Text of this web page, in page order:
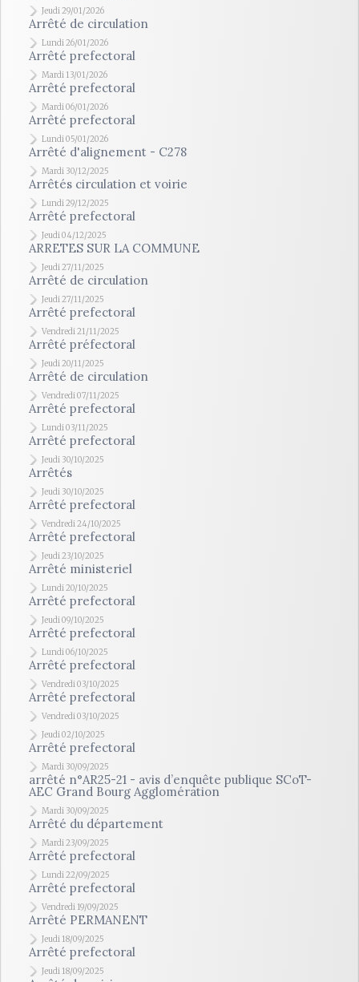
Jeudi 29/01/2026
Arrêté de circulation
Lundi 26/01/2026
Arrêté prefectoral
Mardi 13/01/2026
Arrêté prefectoral
Mardi 06/01/2026
Arrêté prefectoral
Lundi 05/01/2026
Arrêté d'alignement - C278
Mardi 30/12/2025
Arrêtés circulation et voirie
Lundi 29/12/2025
Arrêté prefectoral
Jeudi 04/12/2025
ARRETES SUR LA COMMUNE
Jeudi 27/11/2025
Arrêté de circulation
Jeudi 27/11/2025
Arrêté prefectoral
Vendredi 21/11/2025
Arrêté préfectoral
Jeudi 20/11/2025
Arrêté de circulation
Vendredi 07/11/2025
Arrêté prefectoral
Lundi 03/11/2025
Arrêté prefectoral
Jeudi 30/10/2025
Arrêtés
Jeudi 30/10/2025
Arrêté prefectoral
Vendredi 24/10/2025
Arrêté prefectoral
Jeudi 23/10/2025
Arrêté ministeriel
Lundi 20/10/2025
Arrêté prefectoral
Jeudi 09/10/2025
Arrêté prefectoral
Lundi 06/10/2025
Arrêté prefectoral
Vendredi 03/10/2025
Arrêté prefectoral
Vendredi 03/10/2025
Jeudi 02/10/2025
Arrêté prefectoral
Mardi 30/09/2025
arrêté n°AR25-21 - avis d’enquête publique SCoT-
AEC Grand Bourg Agglomération
Mardi 30/09/2025
Arrêté du département
Mardi 23/09/2025
Arrêté prefectoral
Lundi 22/09/2025
Arrêté prefectoral
Vendredi 19/09/2025
Arrêté PERMANENT
Jeudi 18/09/2025
Arrêté prefectoral
Jeudi 18/09/2025